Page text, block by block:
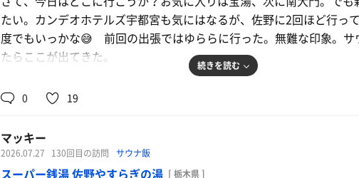
終わっていました。商品ひとつ買うと抽選券1枚もらえて、4枚集め
来るようですが、僕は毎年こちらのイベントは夜遅くに参加すること
は店が終わっちゃうし、かと言ってサウナ前にアイスとかカステラ、
ので、あまり頼むことがなく、今回もチラシ読んだ時から4枚も集めら
できました❣️後半には貸切状態もあったし、0時閉館で僕の終了は
果最後の1人(か2人？) ❣️ 独占してるような贅沢感を味わいながらサ活
たい。カンデオホテルズ宇都宮も気にはなるが、佐野に2回ほど行っ
度でもいっかな😅 前回の出張ではゆららに行った。無難な印象。サ
たらここが出てきた。
というわけで本日はこちらに❣️初訪問。
『ゆ』の看板、シャワースペースの石の椅子、浴場内の雰囲気、、、
に似てる…同じ系列なのかな🤔
サウナはタワー式、奥行き幅広なので余裕もって座れるのはとても良
続きを読む
0 19
マッキー
2026.07.27 130回目の訪問 サウナ飯
スーパー銭湯 佐野やすらぎの湯 [ 栃木県 ]